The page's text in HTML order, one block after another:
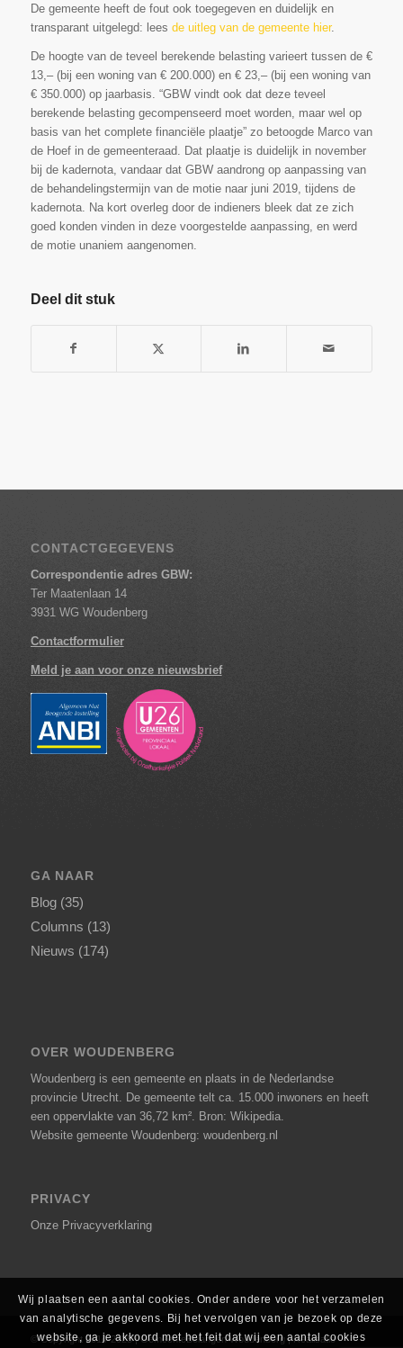
De gemeente heeft de fout ook toegegeven en duidelijk en
transparant uitgelegd: lees de uitleg van de gemeente hier.
De hoogte van de teveel berekende belasting varieert tussen de €
13,– (bij een woning van € 200.000) en € 23,– (bij een woning van
€ 350.000) op jaarbasis. “GBW vindt ook dat deze teveel
berekende belasting gecompenseerd moet worden, maar wel op
basis van het complete financiële plaatje” zo betoogde Marco van
de Hoef in de gemeenteraad. Dat plaatje is duidelijk in november
bij de kadernota, vandaar dat GBW aandrong op aanpassing van
de behandelingstermijn van de motie naar juni 2019, tijdens de
kadernota. Na kort overleg door de indieners bleek dat ze zich
goed konden vinden in deze voorgestelde aanpassing, en werd
de motie unaniem aangenomen.
Deel dit stuk
CONTACTGEGEVENS
Correspondentie adres GBW:
Ter Maatenlaan 14
3931 WG Woudenberg
Contactformulier
Meld je aan voor onze nieuwsbrief
GA NAAR
Blog(35)
Columns (13)
Nieuws (174)
OVER WOUDENBERG
Woudenberg is een gemeente en plaats in de Nederlandse
provincie Utrecht. De gemeente telt ca. 15.000 inwoners en heeft
een oppervlakte van 36,72 km².
Bron: Wikipedia.
Website gemeente Woudenberg: woudenberg.nl
PRIVACY
Onze Privacyverklaring
© Copyright 2014-2025 | GemeenteBelangen Woudenberg | Realisatie
Wij plaatsen een aantal cookies. Onder andere voor het verzamelen
van analytische gegevens. Bij het vervolgen van je bezoek op deze
website, ga je akkoord met het feit dat wij een aantal cookies